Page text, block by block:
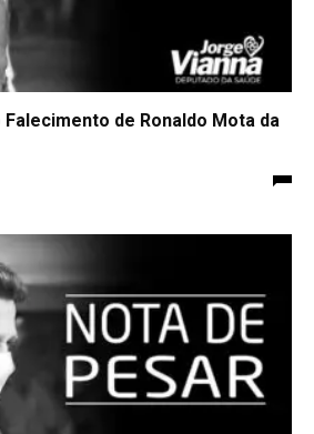
de Ronaldo Mota da